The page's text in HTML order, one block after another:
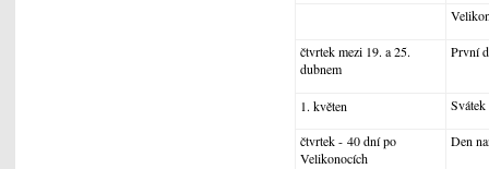
čtvrtek mezi 19. a 25.
dubnem
První
1. květen Svátek
čtvrtek - 40 dní po
Velikonocích
Den